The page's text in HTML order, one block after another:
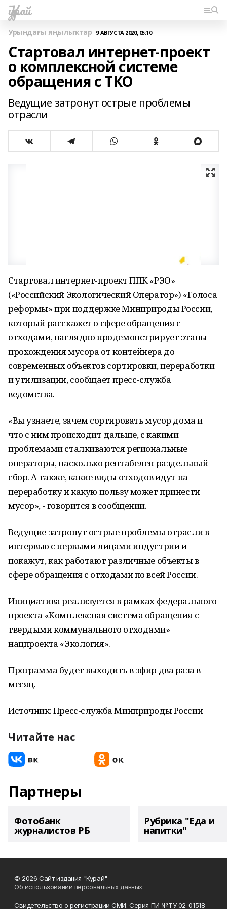
Ҡурай
Урындағы яңылыҡтар 9 АВГУСТА 2020, 05:10
Стартовал интернет-проект
о комплексной системе
обращения с ТКО
Ведущие затронут острые проблемы
отрасли
Стартовал интернет-проект ППК «РЭО»
(«Российский Экологический Оператор») «Голоса
реформы» при поддержке Минприроды России,
который расскажет о сфере обращения с
отходами, наглядно продемонстрирует этапы
прохождения мусора от контейнера до
современных объектов сортировки, переработки
и утилизации, сообщает пресс-служба
ведомства.
«Вы узнаете, зачем сортировать мусор дома и
что с ним происходит дальше, с какими
проблемами сталкиваются региональные
операторы, насколько рентабелен раздельный
сбор. А также, какие виды отходов идут на
переработку и какую пользу может принести
мусор», - говорится в сообщении.
Ведущие затронут острые проблемы отрасли в
интервью с первыми лицами индустрии и
покажут, как работают различные объекты в
сфере обращения с отходами по всей России.
Инициатива реализуется в рамках федерального
проекта «Комплексная система обращения с
твердыми коммунального отходами»
нацпроекта «Экология».
Программа будет выходить в эфир два раза в
месяц.
Источник: Пресс-служба Минприроды России
Читайте нас
Партнеры
Фотобанк
журналистов РБ
Рубрика "Еда и
напитки"
© 2026 Сайт издания "Курай"
Об использовании персональных данных
Свидетельство о регистрации СМИ: Серия ПИ №ТУ 02-01518